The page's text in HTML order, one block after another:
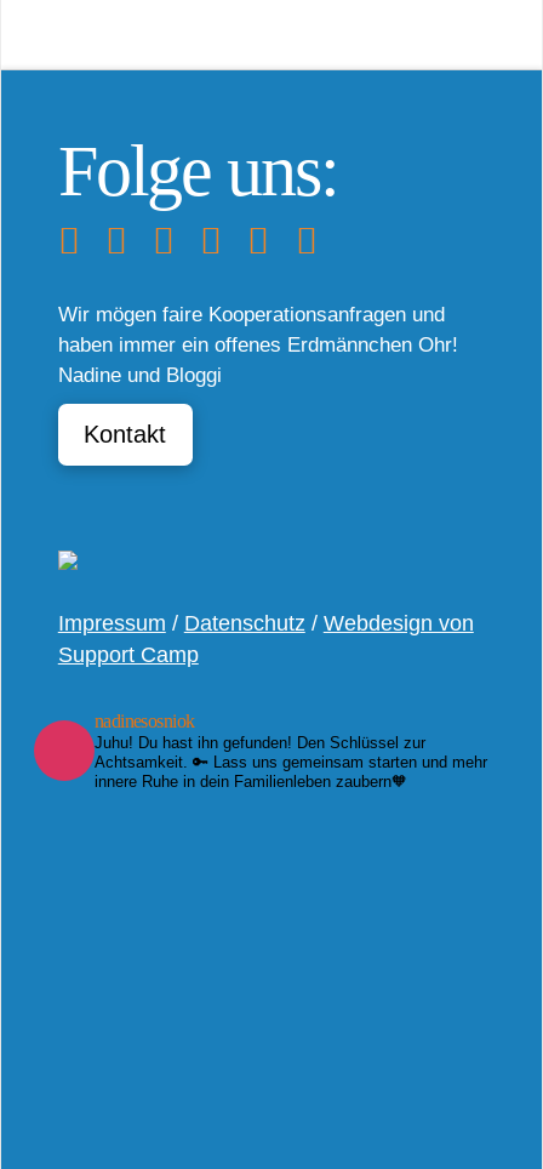
Folge uns:
Wir mögen faire Kooperationsanfragen und
haben immer ein offenes Erdmännchen Ohr!
Nadine und Bloggi
Kontakt
Impressum / Datenschutz/ Webdesign von
Support Camp
nadinesosniok
Juhu! Du hast ihn gefunden! Den Schlüssel zur
Achtsamkeit. 🔑 Lass uns gemeinsam starten und mehr
innere Ruhe in dein Familienleben zaubern🧡